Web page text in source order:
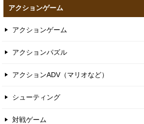
アクションゲーム
アクションゲーム
アクションパズル
アクションADV（マリオなど）
シューティング
対戦ゲーム